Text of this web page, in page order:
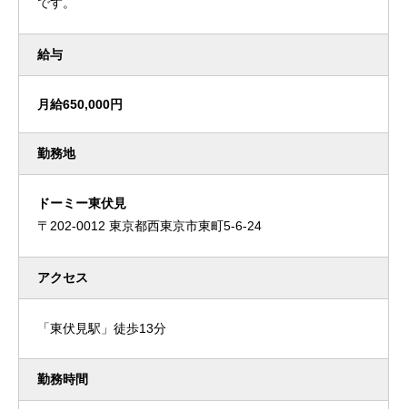
です。
給与
月給650,000円
勤務地
ドーミー東伏見
〒202-0012 東京都西東京市東町5-6-24
アクセス
「東伏見駅」徒歩13分
勤務時間